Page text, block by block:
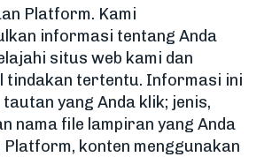
Platform. Kami
informasi tentang Anda
situs web kami dan
tindakan tertentu. Informasi ini
yang Anda klik; jenis,
nama file lampiran yang Anda
Platform, konten menggunakan